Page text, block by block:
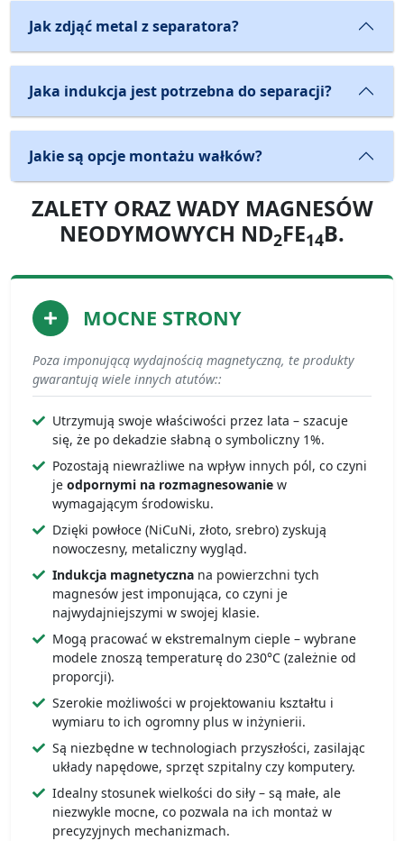
Jak zdjąć metal z separatora?
Jaka indukcja jest potrzebna do separacji?
Jakie są opcje montażu wałków?
ZALETY ORAZ WADY MAGNESÓW
NEODYMOWYCH ND2FE14B.
MOCNE STRONY
Poza imponującą wydajnością magnetyczną, te produkty
gwarantują wiele innych atutów::
Utrzymują swoje właściwości przez lata – szacuje
się, że po dekadzie słabną o symboliczny 1%.
Pozostają niewrażliwe na wpływ innych pól, co czyni
je odpornymi na rozmagnesowanie w
wymagającym środowisku.
Dzięki powłoce (NiCuNi, złoto, srebro) zyskują
nowoczesny, metaliczny wygląd.
Indukcja magnetyczna na powierzchni tych
magnesów jest imponująca, co czyni je
najwydajniejszymi w swojej klasie.
Mogą pracować w ekstremalnym cieple – wybrane
modele znoszą temperaturę do 230°C (zależnie od
proporcji).
Szerokie możliwości w projektowaniu kształtu i
wymiaru to ich ogromny plus w inżynierii.
Są niezbędne w technologiach przyszłości, zasilając
układy napędowe, sprzęt szpitalny czy komputery.
Idealny stosunek wielkości do siły – są małe, ale
niezwykle mocne, co pozwala na ich montaż w
precyzyjnych mechanizmach.